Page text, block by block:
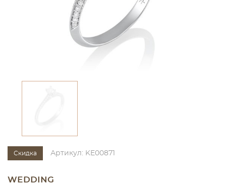
Скидка Артикул: KE00871
WEDDING